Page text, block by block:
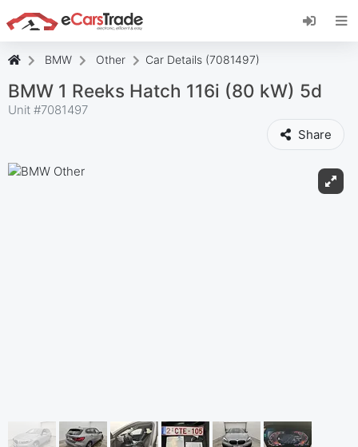
Installez l'application web eCarsTrade, ajoutez-
la à votre écran d'accueil et recevez des mises
BMW Other Car Details (7081497)
BMW 1 Reeks Hatch 116i (80 kW) 5d
Unit #7081497
Share